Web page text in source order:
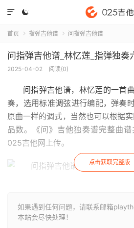


首页  指弹吉他谱  问指弹吉他谱
问指弹吉他谱_林忆莲_指弹独奏
2025-04-02 阅读(0)
问指弹吉他谱，林忆莲的一首
奏，选用标准调弦进行编配，弹奏
原曲一样的调式，当然也可以根据
品数。《问》吉他独奏谱完整曲
025吉他网上传。
点击获取完整版
如果遇到任何问题，请联系邮箱
本站会尽快处理！